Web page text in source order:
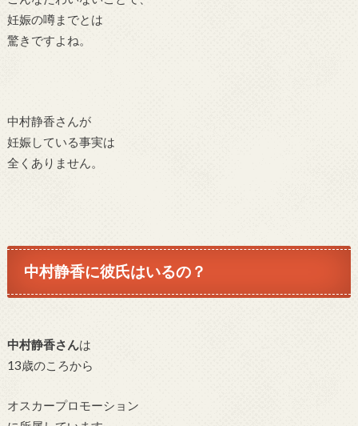
妊娠の噂までとは
驚きですよね。
中村静香さんが
妊娠している事実は
全くありません。
中村静香に彼氏はいるの？
中村静香さんは
13歳のころから
オスカープロモーション